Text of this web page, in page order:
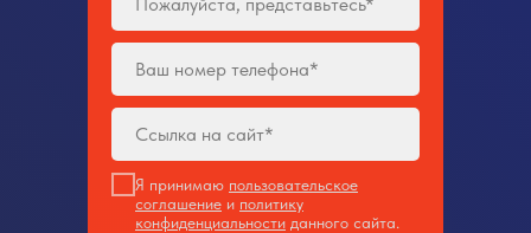
Я принимаю пользовательское
соглашение и политику
конфиденциальности данного сайта.